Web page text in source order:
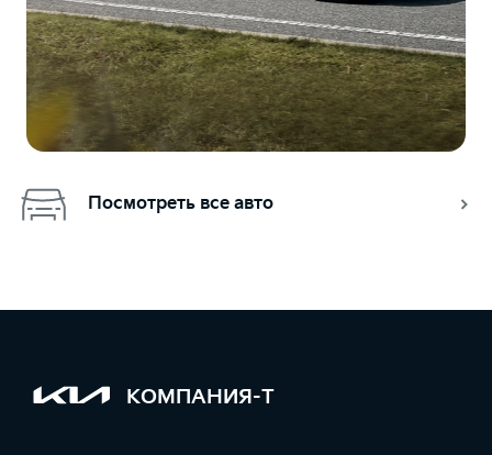
Посмотреть все авто
КОМПАНИЯ-Т